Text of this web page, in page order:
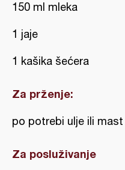
150 ml mleka
1 jaje
1 kašika šećera
Za prženje:
po potrebi ulje ili mast
Za posluživanje